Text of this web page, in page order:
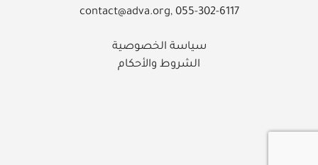
contact@adva.org, 055-302-6117
سياسة الخصوصية
الشروط والأحكام